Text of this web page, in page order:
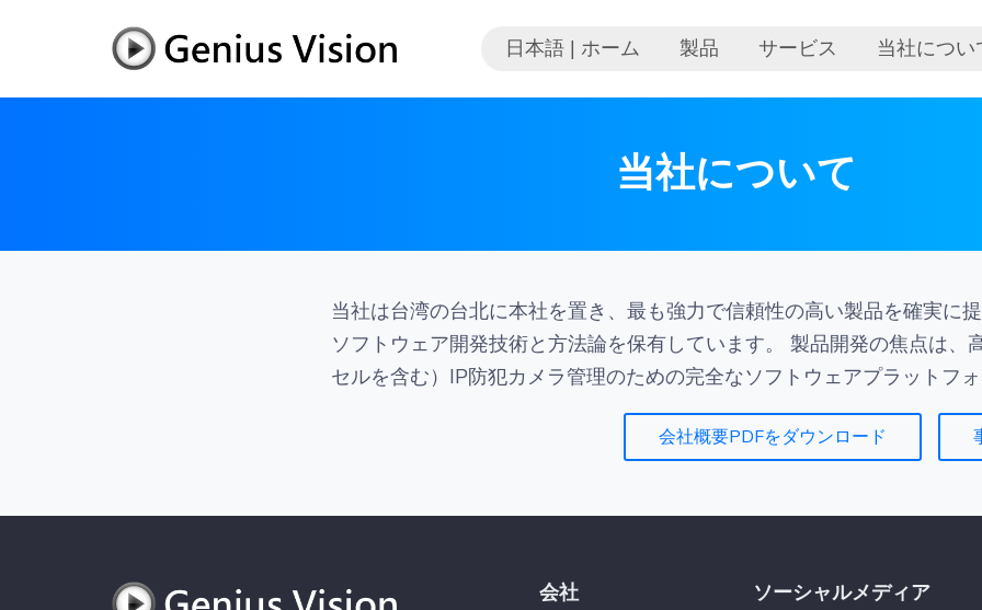
Genius
Vision
日本語 | ホーム 製品 サービス 当社につい
当社について
当社は台湾の台北に本社を置き、最も強力で信頼性の高い製品を確実に
ソフトウェア開発技術と方法論を保有しています。 製品開発の焦点は、
セルを含む）IP防犯カメラ管理のための完全なソフトウェアプラットフォ
会社概要PDFをダウンロード
会社 ソーシャルメディア